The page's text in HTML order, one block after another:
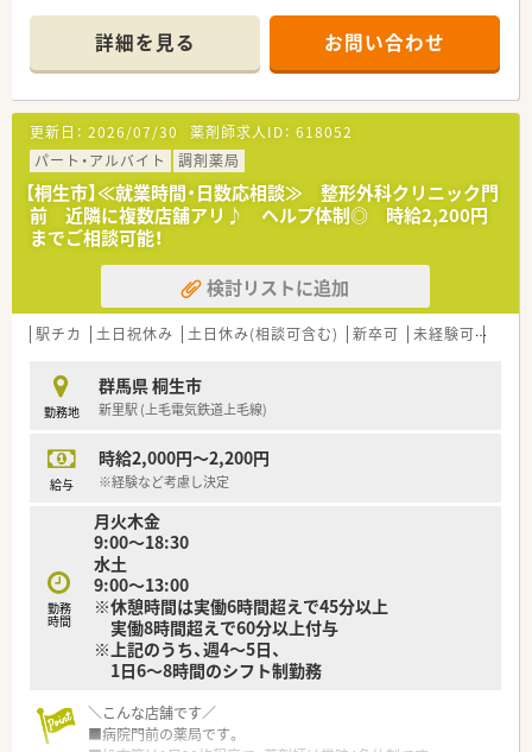
に力を入れています
■業界トップクラスの時給2,600円！しっかりと稼ぎたい方にも
お勧めです！
■全国に多くの店舗を展開しているため、子供の学校行事等で休
まなければならない場合も、事前に休みを申請すればサポートし
て頂けます！
■社員購買割引き制度もあり、品ぞろえが多いと評判のドラッグ
ストアで大変嬉しい福利厚生です♪
■ダイバーシティーを推進し、性別に関わらず幅広い方が長く活
躍できる環境を整えています
■落ち着いた環境で、ペースを守ってお仕事に取組める環境で
す。
■面受けの店舗が多く、科目も単科に偏らずバランスの良い業務
内容です。
■スキル維持にもぴったりのドラッグストアです。
詳細を見る お問い合わせ
更新日： 2026/07/30 薬剤師求人ID： 618052
パート・アルバイト
調剤薬局
【桐生市】≪就業時間・日数応相談≫ 整形外科クリニック門
前 近隣に複数店舗アリ♪ ヘルプ体制◎ 時給2,200円
までご相談可能！
検討リストに追加
駅チカ 土日祝休み 土日休み(相談可含む) 新卒可 未経験可
勤務地
群馬県 桐生市
新里駅 (上毛電気鉄道上毛線)
給与
時給2,000円～2,200円
※経験など考慮し決定
勤務
時間
月火木金
9:00～18:30
水土
9:00～13:00
※休憩時間は実働6時間超えで45分以上
実働8時間超えで60分以上付与
※上記のうち、週4～5日、
1日6～8時間のシフト制勤務
＼こんな店舗です／
■病院門前の薬局です。